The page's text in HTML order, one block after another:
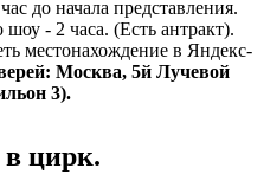
до начала представления.
- 2 часа. (Есть антракт).
местонахождение в Яндекс-
Москва, 5й Лучевой
3).
в цирк.